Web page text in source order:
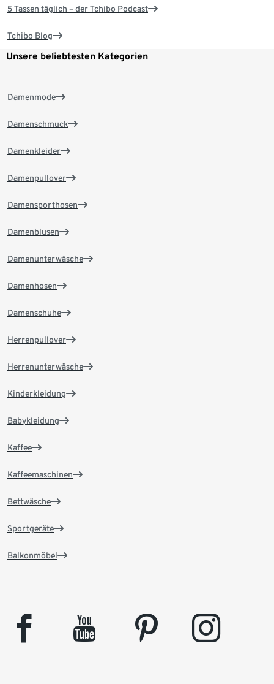
5 Tassen täglich – der Tchibo Podcast
Tchibo Blog
Unsere beliebtesten Kategorien
Damenmode
Damenschmuck
Damenkleider
Damenpullover
Damensporthosen
Damenblusen
Damenunterwäsche
Damenhosen
Damenschuhe
Herrenpullover
Herrenunterwäsche
Kinderkleidung
Babykleidung
Kaffee
Kaffeemaschinen
Bettwäsche
Sportgeräte
Balkonmöbel
facebook youtube pinterest instagram